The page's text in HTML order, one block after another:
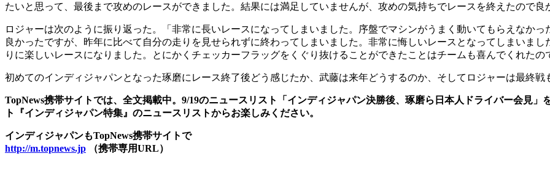
たいと思って、最後まで攻めのレースができました。結果には満足していませんが、攻めの気持ちでレースを終えたので
ロジャーは次のように振り返った。「非常に長いレースになってしまいました。序盤でマシンがうまく動いてもらえなか
良かったですが、昨年に比べて自分の走りを見せられずに終わってしまいました。非常に悔しいレースとなってしまいま
りに楽しいレースになりました。とにかくチェッカーフラッグをくぐり抜けることができたことはチームも喜んでくれたの
初めてのインディジャパンとなった琢磨にレース終了後どう感じたか、武藤は来年どうするのか、そしてロジャーは最終
TopNews携帯サイトでは、全文掲載中。9/19のニュースリスト「インディジャパン決勝後、琢磨ら日本人ドライバー会見
ト『インディジャパン特集』のニュースリストからお楽しみください。
インディジャパンもTopNews携帯サイトで
http://m.topnews.jp （携帯専用URL）